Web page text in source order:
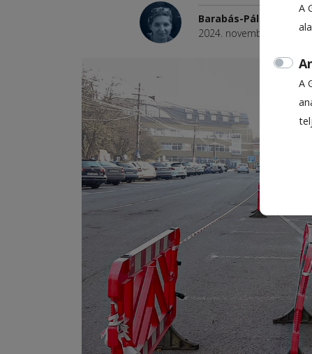
A
A
Barabás-Pál Hajnalka
2024. november 19.,